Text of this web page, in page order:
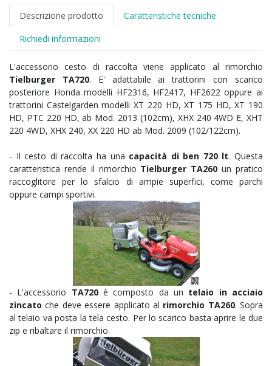
Descrizione prodotto
Caratteristiche tecniche
Richiedi informazioni
L'accessorio cesto di raccolta viene applicato al rimorchio
Tielburger TA720. E' adattabile ai trattorini con scarico
posteriore Honda modelli HF2316, HF2417, HF2622 oppure ai
trattorini Castelgarden modelliXT 220 HD, XT 175 HD, XT 190
HD, PTC 220 HD, ab Mod. 2013 (102cm), XHX 240 4WD E, XHT
220 4WD, XHX 240, XX 220 HD ab Mod. 2009 (102/122cm).
- Il cesto di raccolta ha una capacità di ben 720 lt. Questa
caratteristica rende il rimorchio Tielburger TA260 un pratico
raccoglitore per lo sfalcio di ampie superfici, come parchi
oppure campi sportivi.
- L'accessorio TA720è composto da un telaio in acciaio
zincato che deve essere applicato al rimorchio TA260. Sopra
al telaio va posta la tela cesto. Per lo scarico basta aprire le due
zip e ribaltare il rimorchio.